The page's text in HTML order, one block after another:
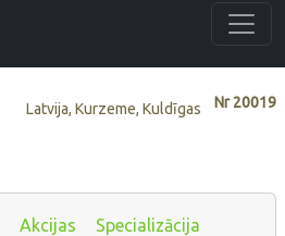
Nr20019
Latvija, Kurzeme, Kuldīgas
Akcijas Specializācija